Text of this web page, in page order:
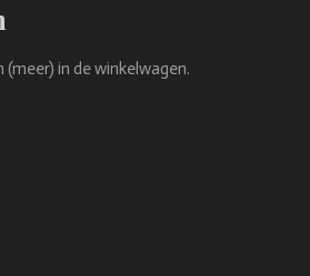
in de winkelwagen.